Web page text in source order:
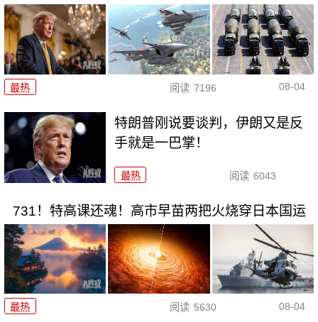
最热 阅读 7196 08-04
特朗普刚说要谈判，伊朗又是反
手就是一巴掌！
最热 阅读 6043
731！特高课还魂！高市早苗两把火烧穿日本国运
最热 阅读 5630 08-04